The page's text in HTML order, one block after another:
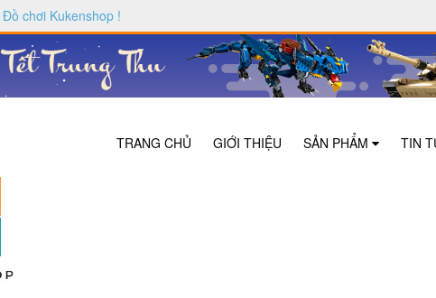
Đồ chơi Kukenshop !
TRANG CHỦ GIỚI THIỆU SẢN PHẨM TIN